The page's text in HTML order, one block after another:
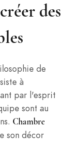
des
de
à
par l'esprit
sont au
Chambre
son décor